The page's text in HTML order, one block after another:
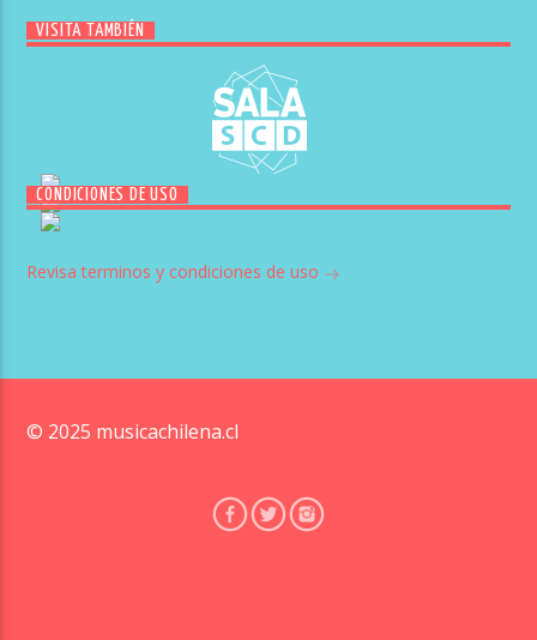
VISITA TAMBIÉN
CONDICIONES DE USO
Revisa terminos y condiciones de uso
© 2025 musicachilena.cl